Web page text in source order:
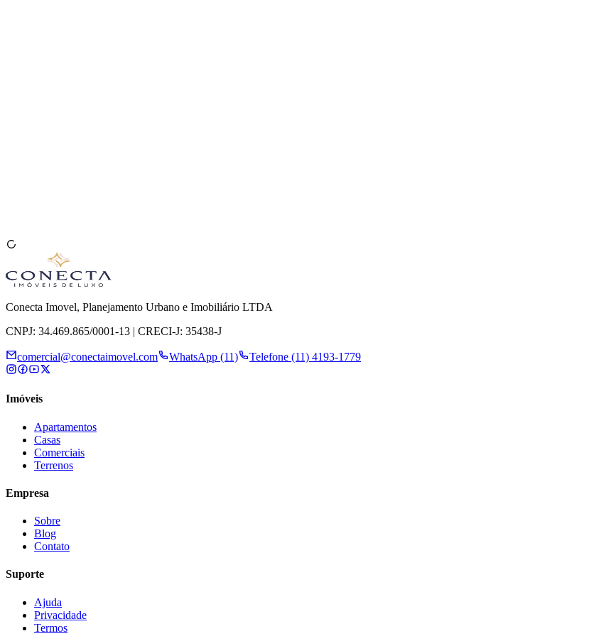
Conecta Imovel, Planejamento Urbano e Imobiliário LTDA
CNPJ: 34.469.865/0001-13 | CRECI-J: 35438-J
comercial@conectaimovel.com WhatsApp (11) Telefone (11) 4193-1779
Imóveis
Apartamentos
Casas
Comerciais
Terrenos
Empresa
Sobre
Blog
Contato
Suporte
Ajuda
Privacidade
Termos